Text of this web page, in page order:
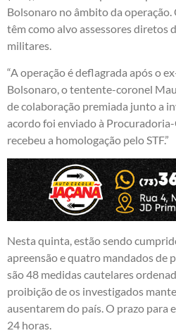
Bolsonaro no âmbito da
têm como alvo assessores diretos
militares.
“A operação é deflagrada após o
Bolsonaro, o tentente-coronel
de colaboração premiada junto a
acordo foi enviado à Procuradoria-
recebeu a homologação pelo STF.”
Nesta quinta, estão sendo
apreensão e quatro mandados de
são 48 medidas cautelares
proibição de os investigados
ausentarem do país. O prazo para
24 horas.